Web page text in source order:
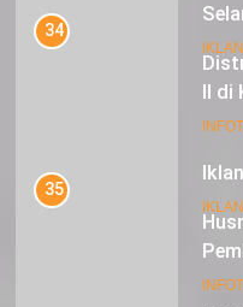
IKLAN
IKLAN
34
II di
35